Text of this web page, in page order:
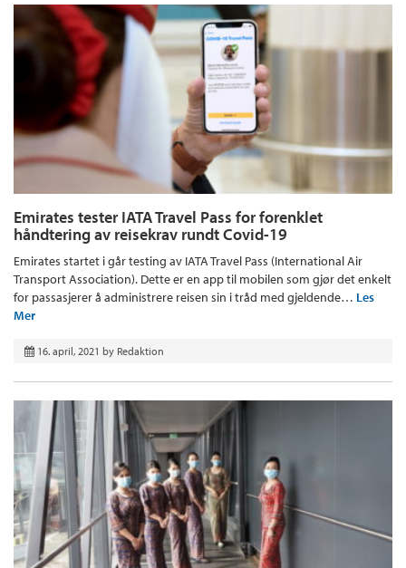
Emirates tester IATA Travel Pass for forenklet
håndtering av reisekrav rundt Covid-19
Emirates startet i går testing av IATA Travel Pass (International Air
Transport Association). Dette er en app til mobilen som gjør det enkelt
for passasjerer å administrere reisen sin i tråd med gjeldende… Les
Mer
16. april, 2021 by Redaktion